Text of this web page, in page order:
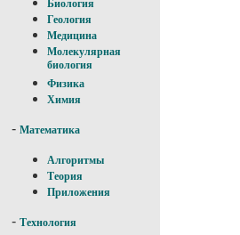
Биология
Геология
Медицина
Молекулярная
биология
Физика
Химия
- Математика
Алгоритмы
Теория
Приложения
- Технология